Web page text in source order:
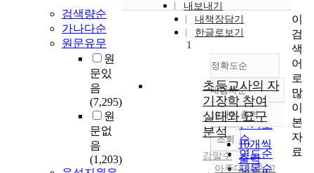
검색량순
가나다순
원문유무
원
문있
음
(7,295)
원
문없
음
(1,203)
내보내기
내책장담기
한글로보기
정확도순
정확도
순
인기도
순
연도순
제목순
내림차순
내림차순
10개씩 출력
10개씩
출력
조회
1
초등교사의 자
기장학 참여
실태와 요구
분석
강말수
아주대학교 교
이
검
색
어
로
많
이
본
자
료